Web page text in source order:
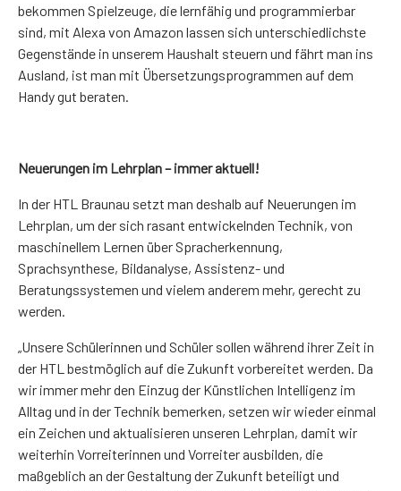
bekommen Spielzeuge, die lernfähig und programmierbar
sind, mit Alexa von Amazon lassen sich unterschiedlichste
Gegenstände in unserem Haushalt steuern und fährt man ins
Ausland, ist man mit Übersetzungsprogrammen auf dem
Handy gut beraten.
Neuerungen im Lehrplan – immer aktuell!
In der HTL Braunau setzt man deshalb auf Neuerungen im
Lehrplan, um der sich rasant entwickelnden Technik, von
maschinellem Lernen über Spracherkennung,
Sprachsynthese, Bildanalyse, Assistenz- und
Beratungssystemen und vielem anderem mehr, gerecht zu
werden.
„Unsere Schülerinnen und Schüler sollen während ihrer Zeit in
der HTL bestmöglich auf die Zukunft vorbereitet werden. Da
wir immer mehr den Einzug der Künstlichen Intelligenz im
Alltag und in der Technik bemerken, setzen wir wieder einmal
ein Zeichen und aktualisieren unseren Lehrplan, damit wir
weiterhin Vorreiterinnen und Vorreiter ausbilden, die
maßgeblich an der Gestaltung der Zukunft beteiligt und